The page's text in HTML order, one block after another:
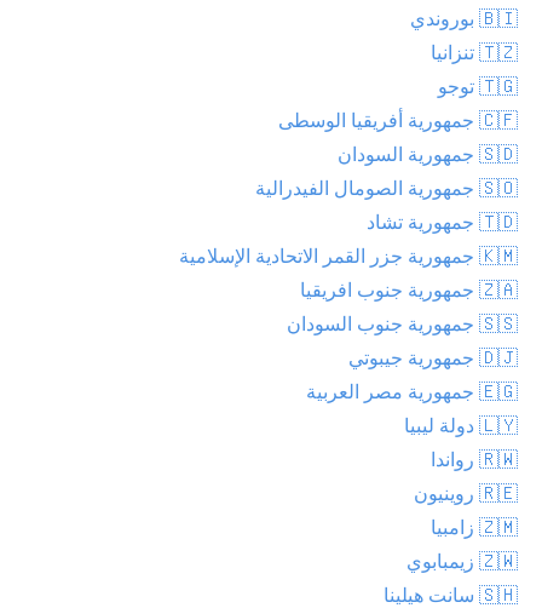
🇧🇮 بوروندي
🇹🇿 تنزانيا
🇹🇬 توجو
🇨🇫 جمهورية أفريقيا الوسطى
🇸🇩 جمهورية السودان
🇸🇴 جمهورية الصومال الفيدرالية
🇹🇩 جمهورية تشاد
🇰🇲 جمهورية جزر القمر الاتحادية الإسلامية
🇿🇦 جمهورية جنوب افريقيا
🇸🇸 جمهورية جنوب السودان
🇩🇯 جمهورية جيبوتي
🇪🇬 جمهورية مصر العربية
🇱🇾 دولة ليبيا
🇷🇼 رواندا
🇷🇪 روينيون
🇿🇲 زامبيا
🇿🇼 زيمبابوي
🇸🇭 سانت هيلينا